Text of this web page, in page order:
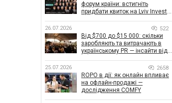
форум країни: встигніть
придбати квиток на Lviv Invest
26.07.2026 522
Від $700 до $15 000: скільки
заробляють та витрачають в
українському PR — інсайти від
25.07.2026 2658
ROPO в дії: як онлайн впливає
на офлайн-продажі —
дослідження COMFY